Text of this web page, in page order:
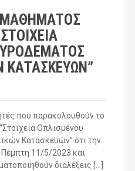
ΜΑΘΗΜΑΤΟΣ
ΚΑΤΑΣΚΕΥΩΝ”
που παρακολουθούν το
Οπλισμένου
Κατασκευών” ότι την
11/5/2023 και
διαλέξεις […]